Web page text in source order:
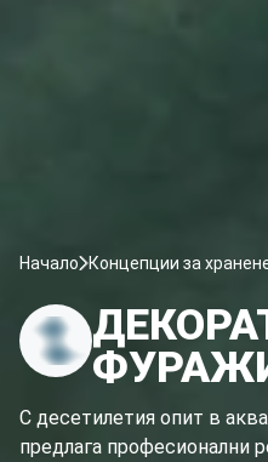
Начало Концепции за
С десетилетия опит в
предлага професионални